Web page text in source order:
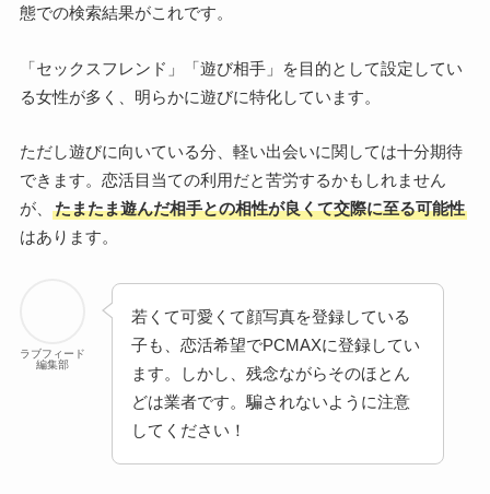
態での検索結果がこれです。
「セックスフレンド」「遊び相手」を目的として設定してい
る女性が多く、明らかに遊びに特化しています。
ただし遊びに向いている分、軽い出会いに関しては十分期待
できます。恋活目当ての利用だと苦労するかもしれません
が、
たまたま遊んだ相手との相性が良くて交際に至る可能性
はあります。
ラブフィード
編集部
若くて可愛くて顔写真を登録している
子も、恋活希望でPCMAXに登録してい
ます。しかし、残念ながらそのほとん
どは業者です。騙されないように注意
してください！